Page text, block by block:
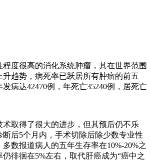
度很高的消化系统肿瘤，其在世界范围
升趋势，病死率已跃居所有肿瘤的前五
病达42470例，年死亡35240例，居死亡
术取得了很大的进步，但其预后仍不乐
后5个月内，手术切除后除少数专业性
数报道病人的五年生存率在10%-20%之
徘徊在5%左右，取代肝癌成为“癌中之